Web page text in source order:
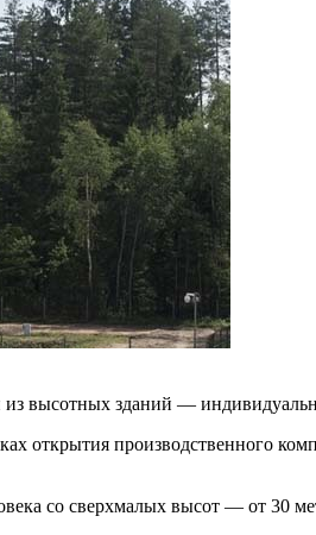
из высотных зданий —
открытия производственного
со сверхмалых высот — от 30